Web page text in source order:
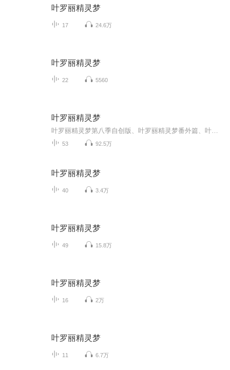
叶罗丽精灵梦
17 24.6万
叶罗丽精灵梦
22 5560
叶罗丽精灵梦
53 92.5万
叶罗丽精灵梦
40 3.4万
叶罗丽精灵梦
49 15.8万
叶罗丽精灵梦
16 2万
叶罗丽精灵梦
11 6.7万